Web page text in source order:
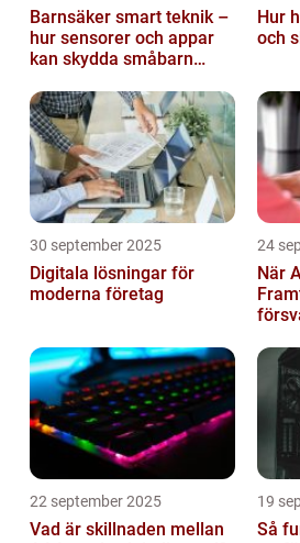
Barnsäker smart teknik –
hur sensorer och appar
kan skydda småbarn
Hur
och
30 september 2025
Digitala lösningar för
moderna företag
24
När
22 september 2025
Vad är skillnaden mellan
19
Så